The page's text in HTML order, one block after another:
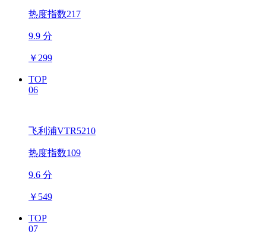
热度指数217
9.9 分
￥ 299
TOP
06
飞利浦VTR5210
热度指数109
9.6 分
￥ 549
TOP
07